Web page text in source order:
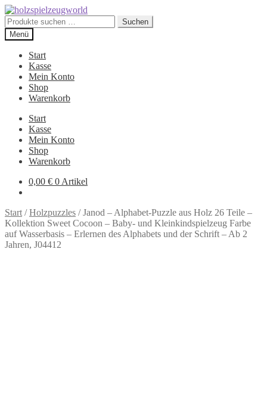
Zur
Navigation
springen
Zum
Inhalt
springen
Suchen
nach:
Suchen
Menü
Start
Kasse
Mein Konto
Shop
Warenkorb
Start
Kasse
Mein Konto
Shop
Warenkorb
0,00 € 0 Artikel
Start /Holzpuzzles /Janod – Alphabet-Puzzle aus Holz 26 Teile –
Kollektion Sweet Cocoon – Baby- und Kleinkindspielzeug Farbe
auf Wasserbasis – Erlernen des Alphabets und der Schrift – Ab 2
Jahren, J04412